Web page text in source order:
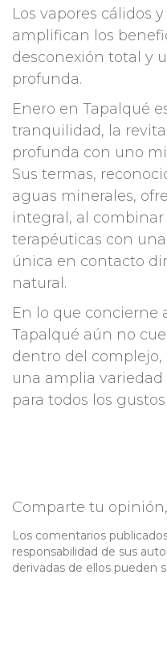
Los vapores cálidos
amplifican los
desconexión total y
profunda.
Enero en Tapalqué
tranquilidad, la
profunda con uno
Sus termas,
aguas minerales,
integral, al
terapéuticas con
única en contacto
natural.
En lo que concierne
Tapalqué aún no
dentro del complejo,
una amplia
para todos los
Comparte tu opinión,
Los comentarios
responsabilidad de sus
derivadas de ellos pueden